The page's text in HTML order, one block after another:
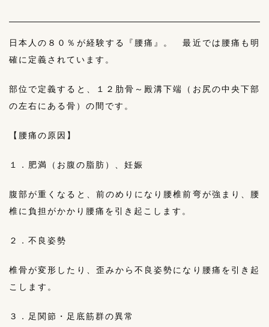
日本人の８０％が経験する『腰痛』。 最近では腰痛も明
確に定義されています。
部位で定義すると、１２肋骨～殿溝下端（お尻の中央下部
の左右にある骨）の間です。
【腰痛の原因】
１．肥満（お腹の脂肪）、妊娠
腹部が重くなると、前のめりになり腰椎前弯が強まり、腰
椎に負担がかかり腰痛を引き起こします。
２．不良姿勢
椎骨が変形したり、歪みから不良姿勢になり腰痛を引き起
こします。
３．足関節・足底筋群の異常